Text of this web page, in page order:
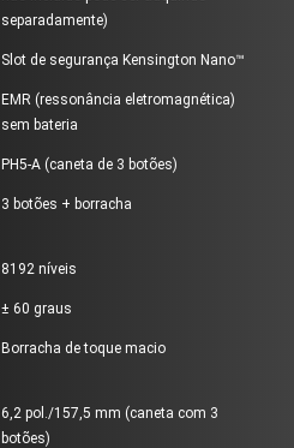
separadamente)
Slot de segurança Kensington Nano™
EMR (ressonância eletromagnética)
sem bateria
PH5-A (caneta de 3 botões)
3 botões + borracha
8192 níveis
± 60 graus
Borracha de toque macio
6,2 pol./157,5 mm (caneta com 3
botões)